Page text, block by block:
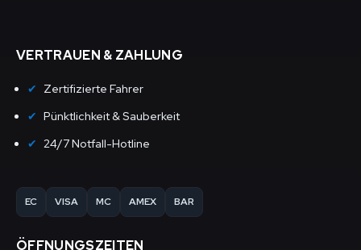
VERTRAUEN & ZAHLUNG
Zertifizierte Fahrer
Pünktlichkeit & Sauberkeit
24/7 Notfall-Hotline
EC VISA MC AMEX BAR
ÖFFNUNGSZEITEN